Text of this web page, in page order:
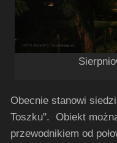
Obecnie stanowi
Toszku". Obiekt
przewodnikiem od